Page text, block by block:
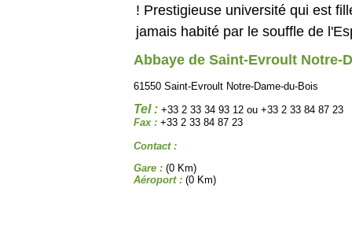
! Prestigieuse université qui est
jamais habité par le souffle de
Abbaye de Saint-Evroult Notre-
61550 Saint-Evroult Notre-Dame-du-Bois
Tel : +33 2 33 34 93 12 ou +33 2 33 84 87 23
Fax : +33 2 33 84 87 23
Contact :
Gare : (0 Km)
Aéroport : (0 Km)